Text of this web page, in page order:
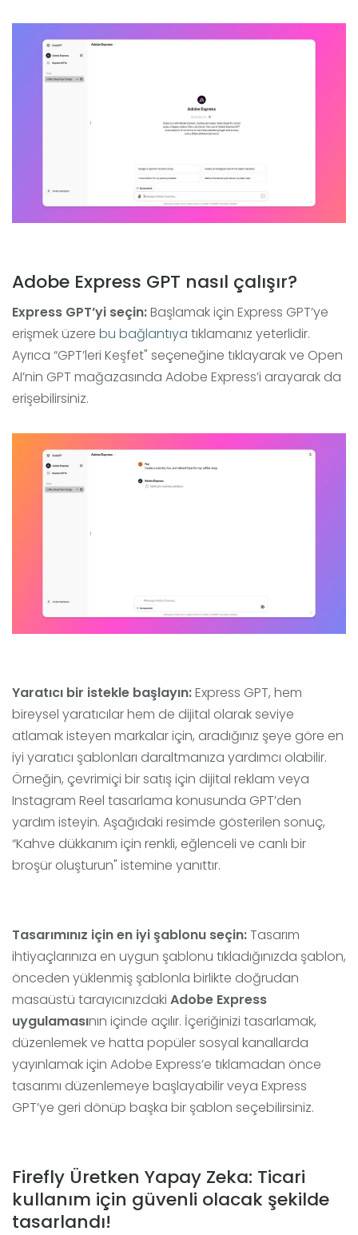
Adobe Express GPT nasıl çalışır?
Express GPT’yi seçin:Başlamak için Express GPT’ye
erişmek üzere bu bağlantıya tıklamanız yeterlidir.
Ayrıca “GPT’leri Keşfet" seçeneğine tıklayarak ve Open
AI’nin GPT mağazasında Adobe Express’i arayarak da
erişebilirsiniz.
Yaratıcı bir istekle başlayın:Express GPT, hem
bireysel yaratıcılar hem de dijital olarak seviye
atlamak isteyen markalar için, aradığınız şeye göre en
iyi yaratıcı şablonları daraltmanıza yardımcı olabilir.
Örneğin, çevrimiçi bir satış için dijital reklam veya
Instagram Reel tasarlama konusunda GPT’den
yardım isteyin. Aşağıdaki resimde gösterilen sonuç,
“Kahve dükkanım için renkli, eğlenceli ve canlı bir
broşür oluşturun" istemine yanıttır.
Tasarımınız için en iyi şablonu seçin:Tasarım
ihtiyaçlarınıza en uygun şablonu tıkladığınızda şablon,
önceden yüklenmiş şablonla birlikte doğrudan
masaüstü tarayıcınızdaki Adobe Express
uygulamasının içinde açılır. İçeriğinizi tasarlamak,
düzenlemek ve hatta popüler sosyal kanallarda
yayınlamak için Adobe Express’e tıklamadan önce
tasarımı düzenlemeye başlayabilir veya Express
GPT’ye geri dönüp başka bir şablon seçebilirsiniz.
Firefly Üretken Yapay Zeka: Ticari
kullanım için güvenli olacak şekilde
tasarlandı!